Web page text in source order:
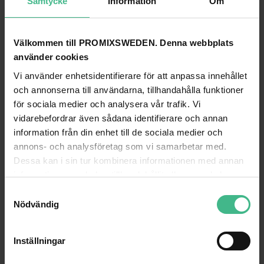
Välkommen till PROMIXSWEDEN. Denna webbplats
använder cookies
Vi använder enhetsidentifierare för att anpassa innehållet
och annonserna till användarna, tillhandahålla funktioner
för sociala medier och analysera vår trafik. Vi
vidarebefordrar även sådana identifierare och annan
information från din enhet till de sociala medier och
annons- och analysföretag som vi samarbetar med.
Dessa kan i sin tur kombinera informationen med annan
information som du har tillhandahållit eller som de har
Nödvändig
Inställningar
OMNITRONIC ELR-12/17 NOTEBOOK STAND
396 kr
GÅ TILL PRODUKT
1 569 kr
GÅ TILL PRODUKT
ANDRA KUNDER KÖPTE OCKSÅ